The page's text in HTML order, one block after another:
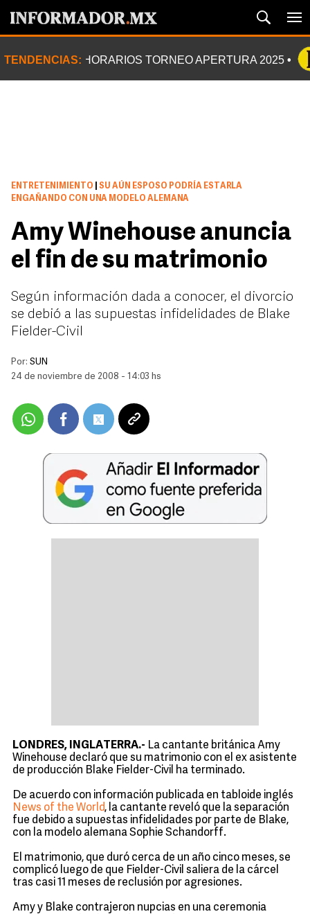
TENDENCIAS: HORARIOS TORNEO APERTURA 2025
ENTRETENIMIENTO
SU AÚN ESPOSO PODRÍA ESTARLA
ENGAÑANDO CON UNA MODELO ALEMANA
Amy Winehouse anuncia
el fin de su matrimonio
Según información dada a conocer, el divorcio
se debió a las supuestas infidelidades de Blake
Fielder-Civil
Por: SUN
24 de noviembre de 2008 - 14:03 hs
LONDRES, INGLATERRA.- La cantante británica Amy
Winehouse declaró que su matrimonio con el ex asistente
de producción Blake Fielder-Civil ha terminado.
De acuerdo con información publicada en tabloide inglés
News of the World, la cantante reveló que la separación
fue debido a supuestas infidelidades por parte de Blake,
con la modelo alemana Sophie Schandorff.
El matrimonio, que duró cerca de un año cinco meses, se
complicó luego de que Fielder-Civil saliera de la cárcel
tras casi 11 meses de reclusión por agresiones.
Amy y Blake contrajeron nupcias en una ceremonia